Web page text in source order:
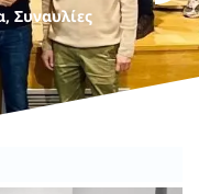
, Συναυλίες